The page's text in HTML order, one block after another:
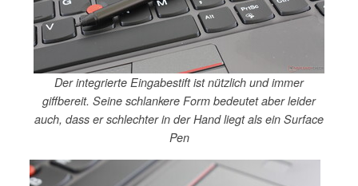
Der integrierte Eingabestift ist nützlich und immer
giffbereit. Seine schlankere Form bedeutet aber leider
auch, dass er schlechter in der Hand liegt als ein Surface
Pen